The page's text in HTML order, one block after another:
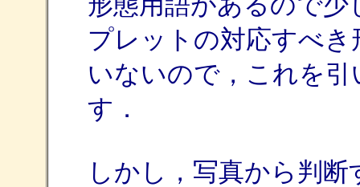
プレットの対応すべ
いないので，これを
す．
しかし，写真から判